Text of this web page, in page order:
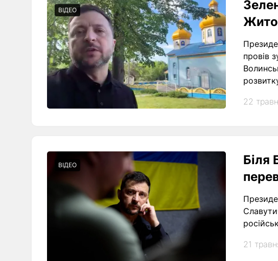
ВІДЕО
провів
22
ВІДЕО
Біля
21